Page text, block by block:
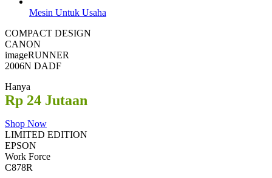
Mesin Untuk Usaha
COMPACT DESIGN
CANON
imageRUNNER
2006N DADF
Hanya
Rp 24 Jutaan
Shop Now
LIMITED EDITION
EPSON
Work Force
C878R